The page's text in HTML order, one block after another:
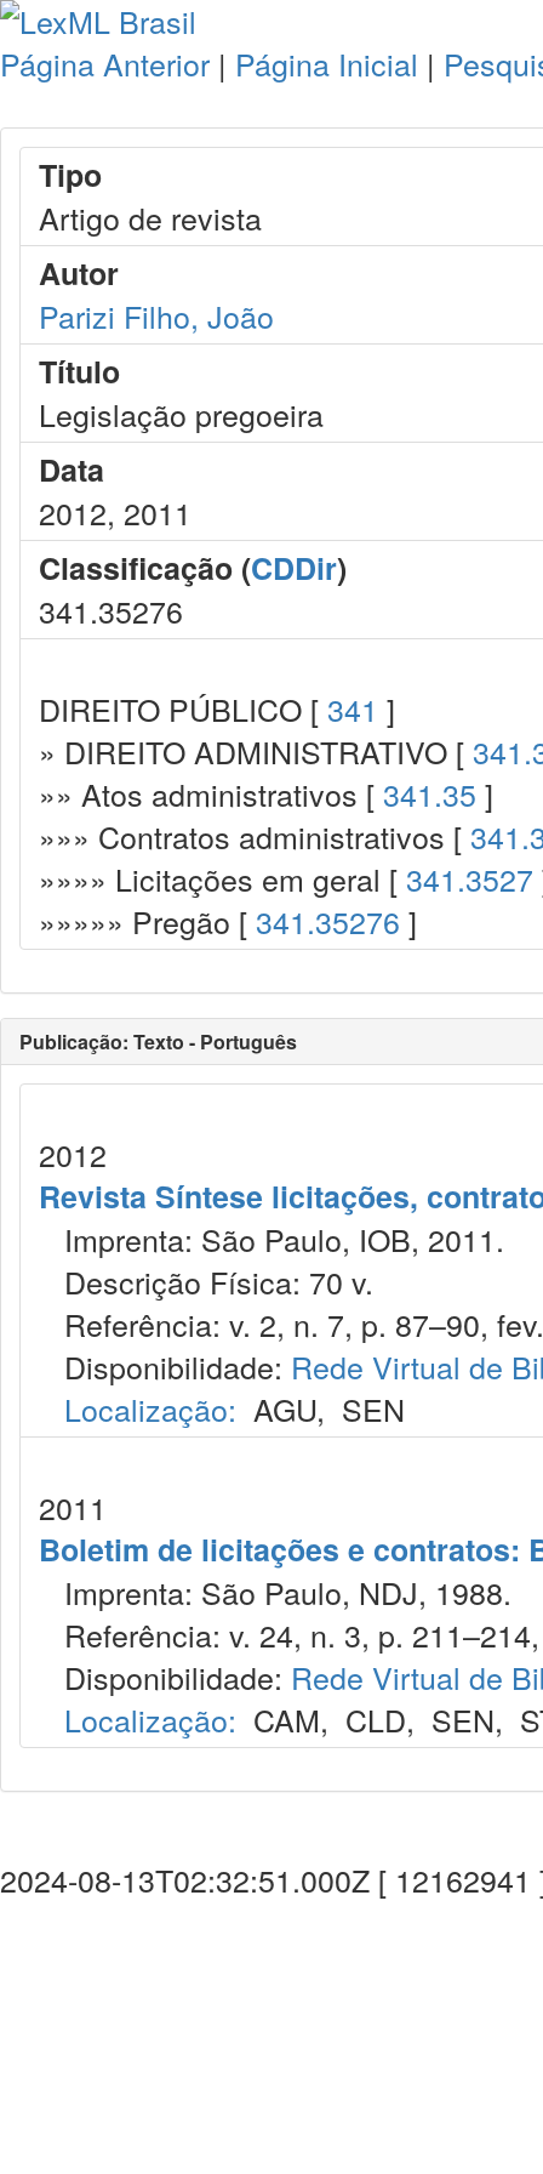
Página Anterior | Página Inicial |
Tipo
Artigo de revista
Autor
Parizi Filho, João
Título
Legislação pregoeira
Data
2012, 2011
Classificação (CDDir)
341.35276
DIREITO PÚBLICO [ 341 ]
» DIREITO ADMINISTRATIVO [
»» Atos administrativos [ 341.35 ]
»»» Contratos administrativos [
»»»» Licitações em geral [ 341.3527
»»»»» Pregão [ 341.35276 ]
Publicação: Texto - Português
2012
Revista Síntese licitações,
Imprenta: São Paulo, IOB, 2011.
Descrição Física: 70 v.
Referência: v. 2, n. 7, p. 87–90,
Disponibilidade: Rede Virtual de
Localização: AGU, SEN
2011
Boletim de licitações e contratos:
Imprenta: São Paulo, NDJ, 1988.
Referência: v. 24, n. 3, p.
Disponibilidade: Rede Virtual de
Localização: CAM, CLD, SEN,
2024-08-13T02:32:51.000Z [ 12162941